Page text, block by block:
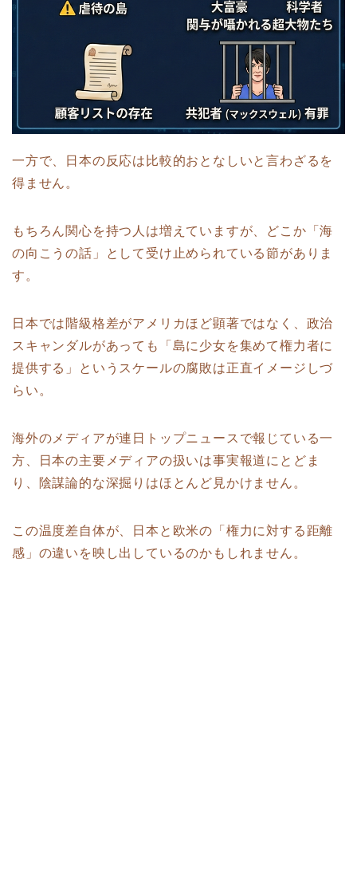
一方で、日本の反応は比較的おとなしいと言わざるを
得ません。
もちろん関心を持つ人は増えていますが、どこか「海
の向こうの話」として受け止められている節がありま
す。
日本では階級格差がアメリカほど顕著ではなく、政治
スキャンダルがあっても「島に少女を集めて権力者に
提供する」というスケールの腐敗は正直イメージしづ
らい。
海外のメディアが連日トップニュースで報じている一
方、日本の主要メディアの扱いは事実報道にとどま
り、陰謀論的な深掘りはほとんど見かけません。
この温度差自体が、日本と欧米の「権力に対する距離
感」の違いを映し出しているのかもしれません。